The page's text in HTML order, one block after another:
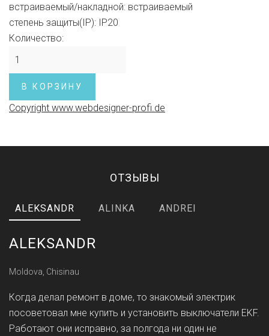
встраиваемый/накладной: встраиваемый
степень защиты(IP): IP20
Количество:
Copyright www.webdesigner-profi.de
ОТЗЫВЫ
ALEKSANDR ALINKA ANDREI
ALEKSANDR
Moldova, Chisinau
Когда делал ремонт в доме, то знакомый электрик
посоветовал мне купить и установить выключатели EKF.
Работают они исправно, за полгода ни один не